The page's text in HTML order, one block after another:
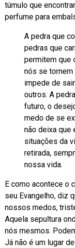
túmulo que
perfume para
A pedra que
pedras que
permitem que
nós se tornem
impede de
outros. A
futuro, o
medo de se
não deixa que
situações da
retirada,
nossa vida.
E como acontece o
seu Evangelho, diz
nossos medos,
Aquela sepultura
nós mesmos.
Já não é um lugar